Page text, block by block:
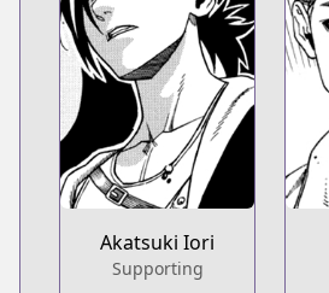
Akatsuki Iori
Supporting